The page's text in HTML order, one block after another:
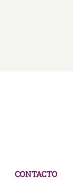
CONTACTO